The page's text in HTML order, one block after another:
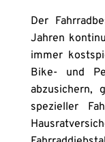
Der
Jahren
immer
Bike- und
abzusichern,
spezieller